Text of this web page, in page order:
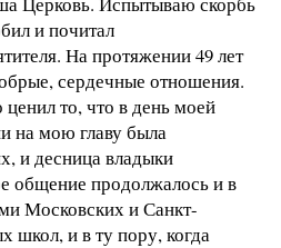
и почитал
На протяжении 49 лет
сердечные отношения.
то, что в день моей
на мою главу была
и десница владыки
общение продолжалось и в
Московских и Санкт-
школ, и в ту пору, когда